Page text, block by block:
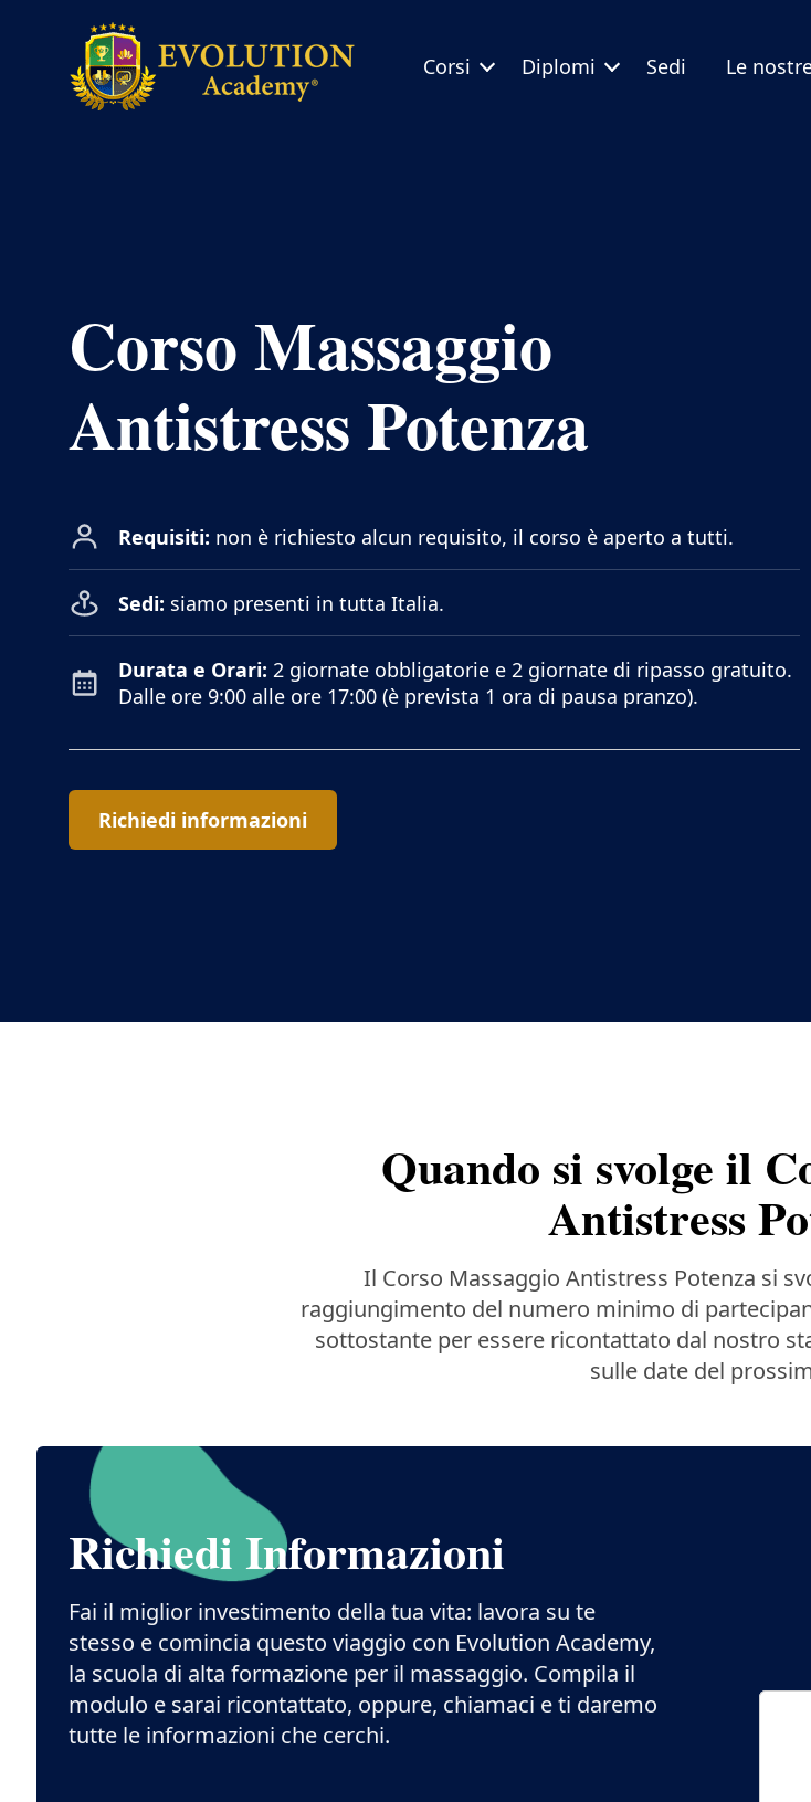
Corsi Diplomi Sedi Le
Corso Massaggio
Antistress Potenza
Requisiti: non è richiesto alcun requisito, il corso è aperto a tutti.
Sedi: siamo presenti in tutta Italia.
Durata e Orari: 2 giornate obbligatorie e 2 giornate di ripasso gratuito.
Dalle ore 9:00 alle ore 17:00 (è prevista 1 ora di pausa pranzo).
Richiedi informazioni
Quando si svolge il
Antistress
Il Corso Massaggio Antistress Potenza si
raggiungimento del numero minimo di
sottostante per essere ricontattato dal nostro
sulle date del
Richiedi Informazioni
Fai il miglior investimento della tua vita: lavora su te
stesso e comincia questo viaggio con Evolution Academy,
la scuola di alta formazione per il massaggio. Compila il
modulo e sarai ricontattato, oppure, chiamaci e ti daremo
tutte le informazioni che cerchi.